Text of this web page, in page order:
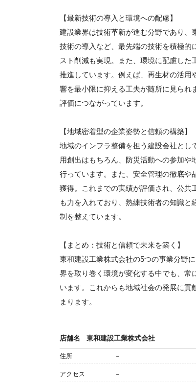
【最新技術の導入と環境への配慮】
建設業界は技術革新が進む分野であり
技術の導入など、最先端の技術を積極的
スト削減も実現。また、環境に配慮し
推進しています。例えば、再生材の活
響を最小限に抑える工夫が随所に見られ
評価につながっています。
【地域密着型の企業姿勢と信頼の構築】
地域のインフラ整備を担う建設会社とし
用創出はもちろん、防災活動への参加
行っています。また、安全管理の徹底や
獲得。これまでの実績が評価され、公共
も力を入れており、熟練技術者の知識
制を整えています。
【まとめ：技術と信頼で未来を築く】
東和建設工業株式会社の5つの事業分野
界を取り巻く環境が変化する中でも、常
います。これからも地域社会の発展に
まります。
店舗名 東和建設工業株式会社
住所 －
アクセス －